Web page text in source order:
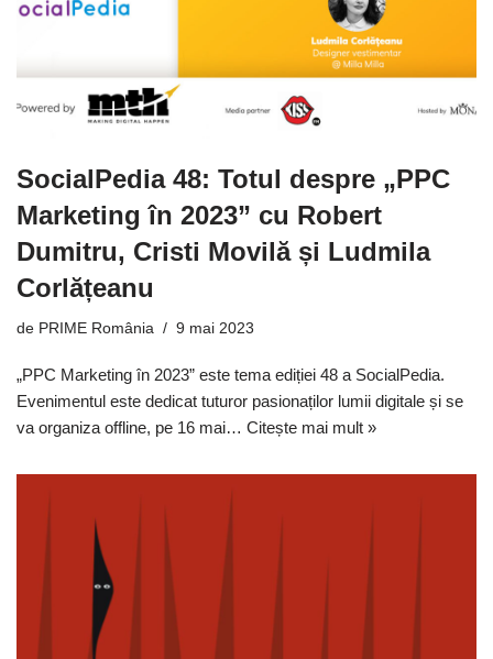
SocialPedia 48: Totul despre „PPC
Marketing în 2023” cu Robert
Dumitru, Cristi Movilă și Ludmila
Corlățeanu
de PRIME România 9 mai 2023
„PPC Marketing în 2023” este tema ediției 48 a SocialPedia.
Evenimentul este dedicat tuturor pasionaților lumii digitale și se
va organiza offline, pe 16 mai… Citește mai mult »